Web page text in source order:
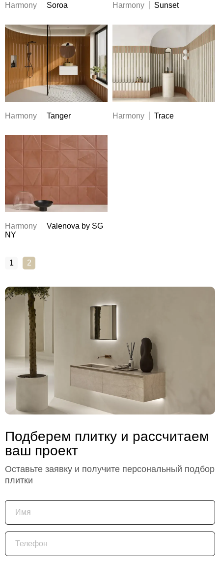
Harmony Soroa Harmony Sunset
Harmony Tanger Harmony Trace
Harmony
Valenova by SG
NY
1 2
Подберем плитку и рассчитаем
ваш проект
Оставьте заявку и получите персональный подбор
плитки
Имя
Телефон